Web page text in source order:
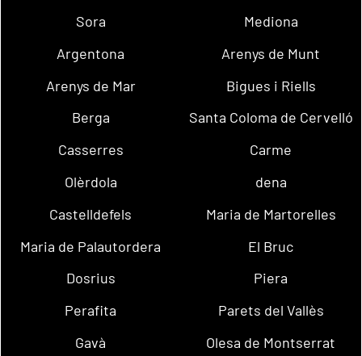
Sora
Mediona
Argentona
Arenys de Munt
Arenys de Mar
Bigues i Riells
Berga
Santa Coloma de Cervelló
Casserres
Carme
Olèrdola
dena
Castelldefels
Maria de Martorelles
Maria de Palautordera
El Bruc
Dosrius
Piera
Perafita
Parets del Vallès
Gavà
Olesa de Montserrat